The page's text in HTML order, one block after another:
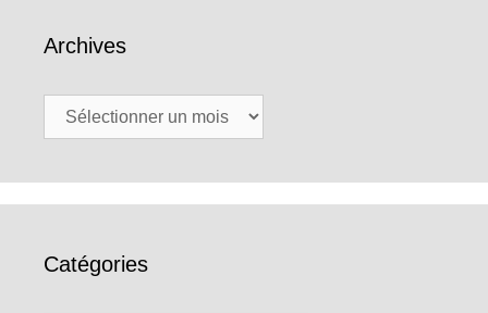
Archives
Archives
Catégories